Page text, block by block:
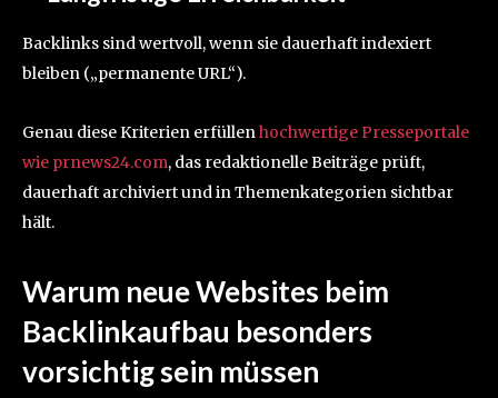
Backlinks sind wertvoll, wenn sie dauerhaft indexiert
bleiben („permanente URL“).
Genau diese Kriterien erfüllenhochwertige Presseportale
wie prnews24.com, das redaktionelle Beiträge prüft,
dauerhaft archiviert und in Themenkategorien sichtbar
hält.
Warum neue Websites beim
Backlinkaufbau besonders
vorsichtig sein müssen